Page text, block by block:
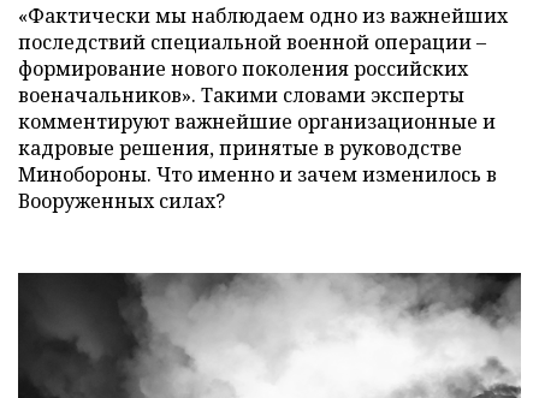
«Фактически мы наблюдаем одно из важнейших
последствий специальной военной операции –
формирование нового поколения российских
военачальников». Такими словами эксперты
комментируют важнейшие организационные и
кадровые решения, принятые в руководстве
Минобороны. Что именно и зачем изменилось в
Вооруженных силах?